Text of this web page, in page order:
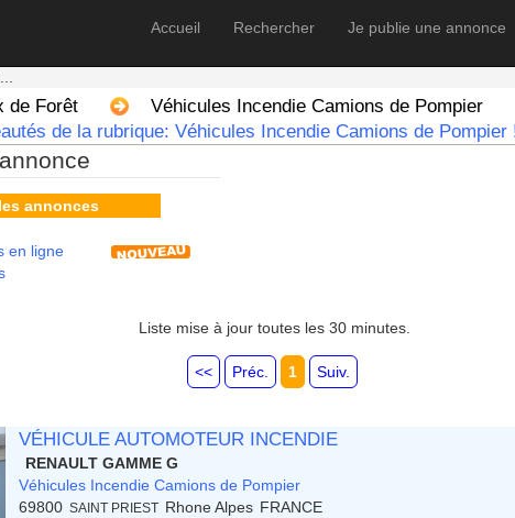
Accueil Rechercher Je publie une annonce
de Forêt
Véhicules Incendie Camions de Pompier
de la rubrique: Véhicules Incendie Camions de Pompier
annonces
en ligne
Liste mise à jour toutes les 30 minutes.
<< Préc. 1 Suiv.
VÉHICULE AUTOMOTEUR INCENDIE
RENAULT GAMME G
Véhicules Incendie Camions de Pompier
69800 SAINT PRIEST Rhone Alpes FRANCE